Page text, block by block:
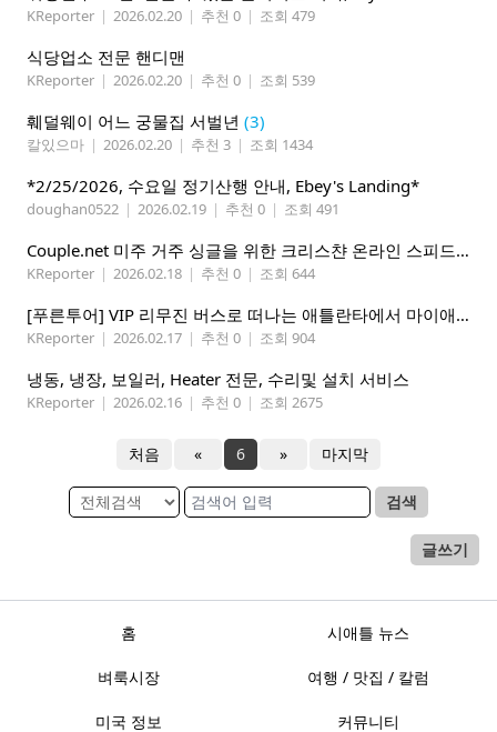
KReporter | 2026.02.20 | 추천 0 | 조회 479
식당업소 전문 핸디맨
KReporter | 2026.02.20 | 추천 0 | 조회 539
훼덜웨이 어느 궁물집 서벌년 (3)
칼있으마 | 2026.02.20 | 추천 3 | 조회 1434
*2/25/2026, 수요일 정기산행 안내, Ebey's Landing*
doughan0522 | 2026.02.19 | 추천 0 | 조회 491
Couple.net 미주 거주 싱글을 위한 크리스챤 온라인 스피드데이트
KReporter | 2026.02.18 | 추천 0 | 조회 644
[푸른투어] VIP 리무진 버스로 떠나는 애틀란타에서 마이애미까지
KReporter | 2026.02.17 | 추천 0 | 조회 904
냉동, 냉장, 보일러, Heater 전문, 수리및 설치 서비스
KReporter | 2026.02.16 | 추천 0 | 조회 2675
처음 « 6 » 마지막
검색
글쓰기
홈 시애틀 뉴스
벼룩시장 여행 / 맛집 / 칼럼
미국 정보 커뮤니티